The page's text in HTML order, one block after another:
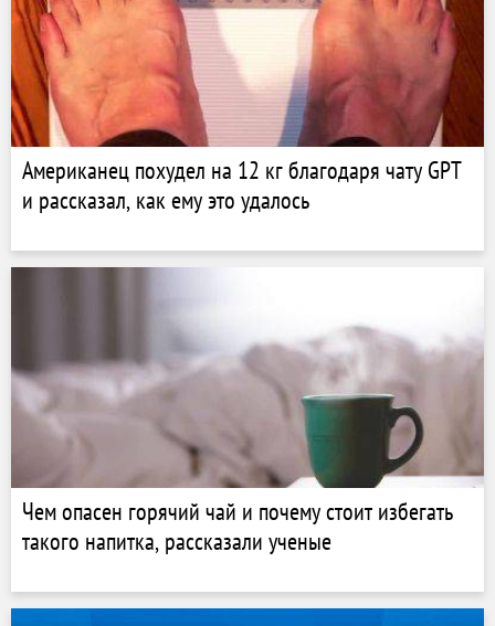
Американец похудел на 12 кг благодаря чату GPT
и рассказал, как ему это удалось
Чем опасен горячий чай и почему стоит избегать
такого напитка, рассказали ученые